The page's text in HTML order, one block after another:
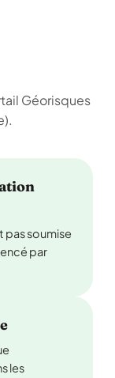
Géorisques
pas soumise
par
les